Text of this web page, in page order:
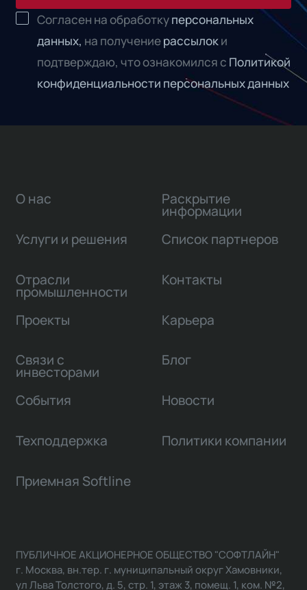
Согласен на обработкуперсональных
данных, на получениерассылоки
подтверждаю, что ознакомился с Политикой
конфиденциальности персональных данных
О нас
Услуги и решения
Отрасли
промышленности
Проекты
Связи с
инвесторами
Раскрытие
информации
Список партнеров
Контакты
Карьера
Блог
События Новости
Техподдержка Политики компании
Приемная Softline
ПУБЛИЧНОЕ АКЦИОНЕРНОЕ ОБЩЕСТВО "СОФТЛАЙН"
г. Москва, вн.тер. г. муниципальный округ Хамовники,
ул Льва Толстого, д. 5, стр. 1, этаж 3, помещ. 1, ком. №2,